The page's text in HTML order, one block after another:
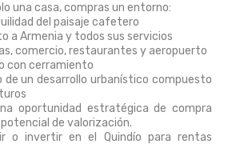
una casa, compras un entorno:
del paisaje cafetero
a Armenia y todos sus servicios
comercio, restaurantes y aeropuerto
con cerramiento
un desarrollo urbanístico compuesto
oportunidad estratégica de compra
de valorización.
o invertir en el Quindío para rentas